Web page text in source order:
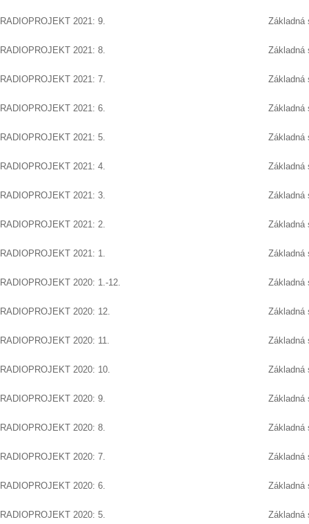
RADIOPROJEKT 2021: 9. Základná
RADIOPROJEKT 2021: 8. Základná
RADIOPROJEKT 2021: 7. Základná
RADIOPROJEKT 2021: 6. Základná
RADIOPROJEKT 2021: 5. Základná
RADIOPROJEKT 2021: 4. Základná
RADIOPROJEKT 2021: 3. Základná
RADIOPROJEKT 2021: 2. Základná
RADIOPROJEKT 2021: 1. Základná
RADIOPROJEKT 2020: 1.-12. Základná
RADIOPROJEKT 2020: 12. Základná
RADIOPROJEKT 2020: 11. Základná
RADIOPROJEKT 2020: 10. Základná
RADIOPROJEKT 2020: 9. Základná
RADIOPROJEKT 2020: 8. Základná
RADIOPROJEKT 2020: 7. Základná
RADIOPROJEKT 2020: 6. Základná
RADIOPROJEKT 2020: 5. Základná